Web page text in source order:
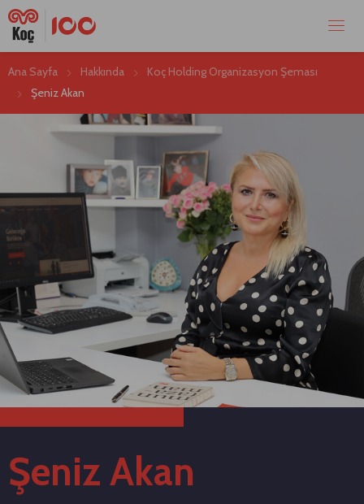
Ana Sayfa Hakkında
Koç Holding Organizasyon Şeması
Şeniz Akan
Şeniz Akan